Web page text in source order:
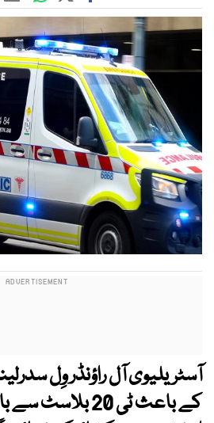
آسٹریلیوی آل راؤنڈر وِل
کے باعث ٹی 20